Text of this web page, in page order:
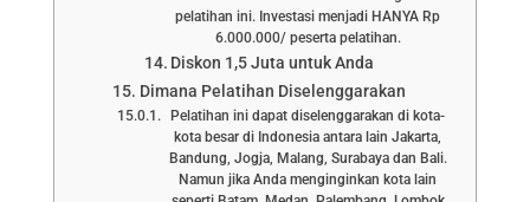
pelatihan ini. Investasi menjadi HANYA Rp
6.000.000/ peserta pelatihan.
Diskon 1,5 Juta untuk Anda
Dimana Pelatihan Diselenggarakan
Pelatihan ini dapat diselenggarakan di kota-
kota besar di Indonesia antara lain Jakarta,
Bandung, Jogja, Malang, Surabaya dan Bali.
Namun jika Anda menginginkan kota lain